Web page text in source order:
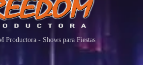
Productora - Shows para Fiestas